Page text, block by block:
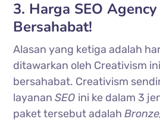
3. Harga SEO
Bersahabat!
Alasan yang ketiga adalah
ditawarkan oleh Creativism
bersahabat. Creativism
layananSEO ini ke dalam 3
paket tersebut adalah